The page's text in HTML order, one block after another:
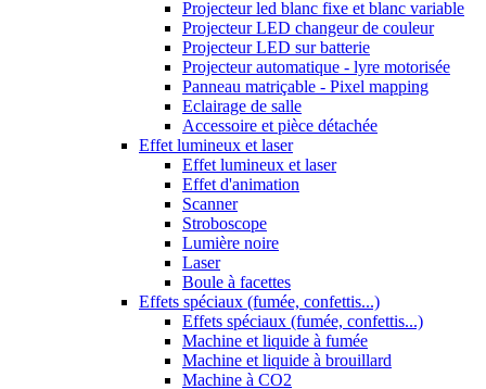
Projecteur led blanc fixe et blanc variable
Projecteur LED changeur de couleur
Projecteur LED sur batterie
Projecteur automatique - lyre motorisée
Panneau matriçable - Pixel mapping
Eclairage de salle
Accessoire et pièce détachée
Effet lumineux et laser
Effet lumineux et laser
Effet d'animation
Scanner
Stroboscope
Lumière noire
Laser
Boule à facettes
Effets spéciaux (fumée, confettis...)
Effets spéciaux (fumée, confettis...)
Machine et liquide à fumée
Machine et liquide à brouillard
Machine à CO2